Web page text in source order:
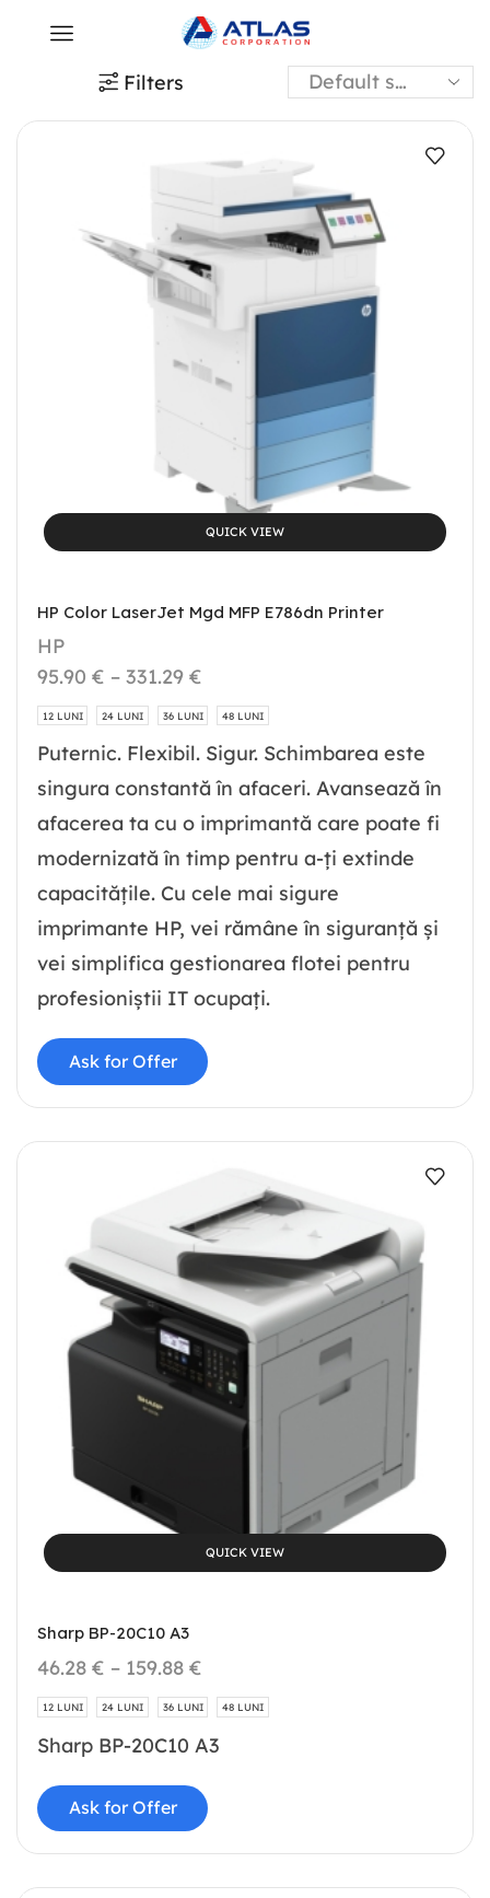
Filters
QUICK VIEW
HP Color LaserJet Mgd MFP E786dn Printer
HP
95.90 € – 331.29 €
12 LUNI 24 LUNI 36 LUNI 48 LUNI
Puternic. Flexibil. Sigur. Schimbarea este
singura constantă în afaceri. Avansează în
afacerea ta cu o imprimantă care poate fi
modernizată în timp pentru a-ți extinde
capacitățile. Cu cele mai sigure
imprimante HP, vei rămâne în siguranță și
vei simplifica gestionarea flotei pentru
profesioniștii IT ocupați.
Ask for Offer
QUICK VIEW
Sharp BP-20C10 A3
46.28 € – 159.88 €
12 LUNI 24 LUNI 36 LUNI 48 LUNI
Sharp BP-20C10 A3
Ask for Offer